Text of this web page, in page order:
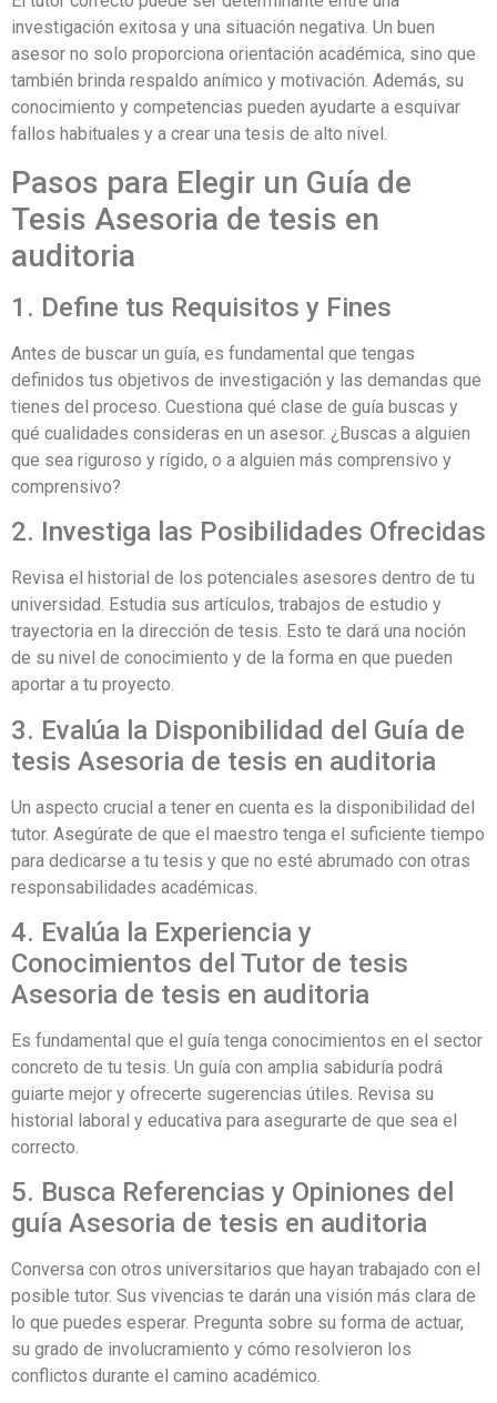
investigación exitosa y una situación negativa. Un buen
asesor no solo proporciona orientación académica, sino que
también brinda respaldo anímico y motivación. Además, su
conocimiento y competencias pueden ayudarte a esquivar
fallos habituales y a crear una tesis de alto nivel.
Pasos para Elegir un Guía de
Tesis Asesoria de tesis en
auditoria
1. Define tus Requisitos y Fines
Antes de buscar un guía, es fundamental que tengas
definidos tus objetivos de investigación y las demandas que
tienes del proceso. Cuestiona qué clase de guía buscas y
qué cualidades consideras en un asesor. ¿Buscas a alguien
que sea riguroso y rígido, o a alguien más comprensivo y
comprensivo?
2. Investiga las Posibilidades Ofrecidas
Revisa el historial de los potenciales asesores dentro de tu
universidad. Estudia sus artículos, trabajos de estudio y
trayectoria en la dirección de tesis. Esto te dará una noción
de su nivel de conocimiento y de la forma en que pueden
aportar a tu proyecto.
3. Evalúa la Disponibilidad del Guía de
tesis Asesoria de tesis en auditoria
Un aspecto crucial a tener en cuenta es la disponibilidad del
tutor. Asegúrate de que el maestro tenga el suficiente tiempo
para dedicarse a tu tesis y que no esté abrumado con otras
responsabilidades académicas.
4. Evalúa la Experiencia y
Conocimientos del Tutor de tesis
Asesoria de tesis en auditoria
Es fundamental que el guía tenga conocimientos en el sector
concreto de tu tesis. Un guía con amplia sabiduría podrá
guiarte mejor y ofrecerte sugerencias útiles. Revisa su
historial laboral y educativa para asegurarte de que sea el
correcto.
5. Busca Referencias y Opiniones del
guía Asesoria de tesis en auditoria
Conversa con otros universitarios que hayan trabajado con el
posible tutor. Sus vivencias te darán una visión más clara de
lo que puedes esperar. Pregunta sobre su forma de actuar,
su grado de involucramiento y cómo resolvieron los
conflictos durante el camino académico.